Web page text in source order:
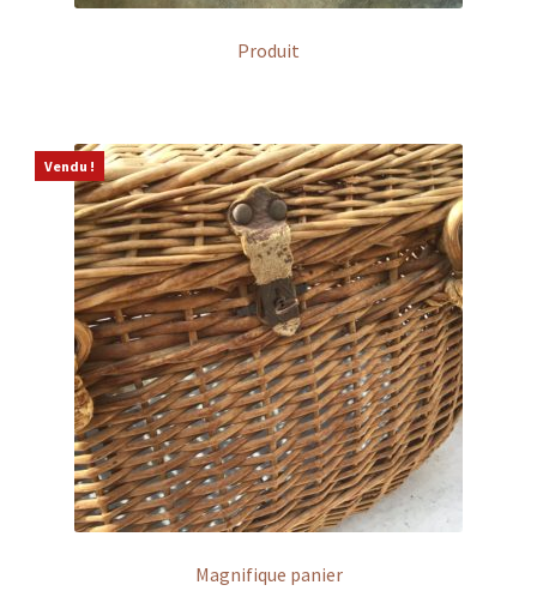
Produit
Vendu !
Magnifique panier